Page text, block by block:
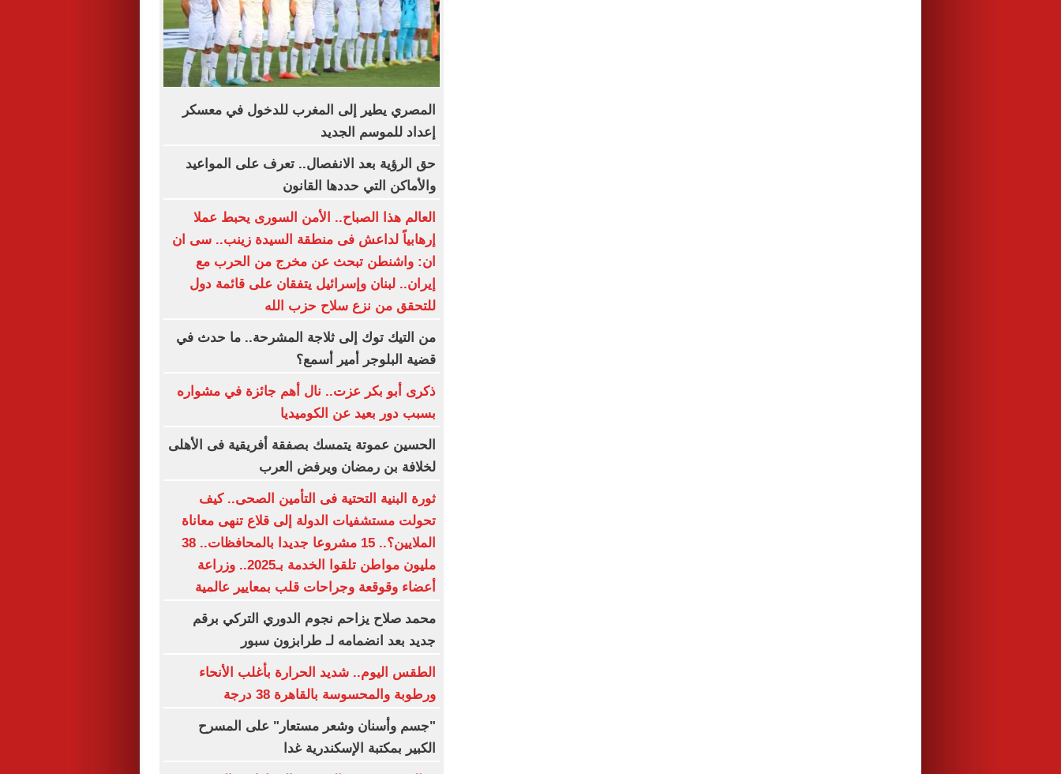
المصري يطير إلى المغرب للدخول في معسكر
إعداد للموسم الجديد
حق الرؤية بعد الانفصال.. تعرف على المواعيد
والأماكن التي حددها القانون
العالم هذا الصباح.. الأمن السورى يحبط عملا
إرهابياً لداعش فى منطقة السيدة زينب.. سى ان
ان: واشنطن تبحث عن مخرج من الحرب مع
إيران.. لبنان وإسرائيل يتفقان على قائمة دول
للتحقق من نزع سلاح حزب الله
من التيك توك إلى ثلاجة المشرحة.. ما حدث في
قضية البلوجر أمير أسمع؟
ذكرى أبو بكر عزت.. نال أهم جائزة في مشواره
بسبب دور بعيد عن الكوميديا
الحسين عموتة يتمسك بصفقة أفريقية فى الأهلى
لخلافة بن رمضان ويرفض العرب
ثورة البنية التحتية فى التأمين الصحى.. كيف
تحولت مستشفيات الدولة إلى قلاع تنهى معاناة
الملايين؟.. 15 مشروعا جديدا بالمحافظات.. 38
مليون مواطن تلقوا الخدمة بـ2025.. وزراعة
أعضاء وقوقعة وجراحات قلب بمعايير عالمية
محمد صلاح يزاحم نجوم الدوري التركي برقم
جديد بعد انضمامه لـ طرابزون سبور
الطقس اليوم.. شديد الحرارة بأغلب الأنحاء
ورطوبة والمحسوسة بالقاهرة 38 درجة
"جسم وأسنان وشعر مستعار" على المسرح
الكبير بمكتبة الإسكندرية غدا